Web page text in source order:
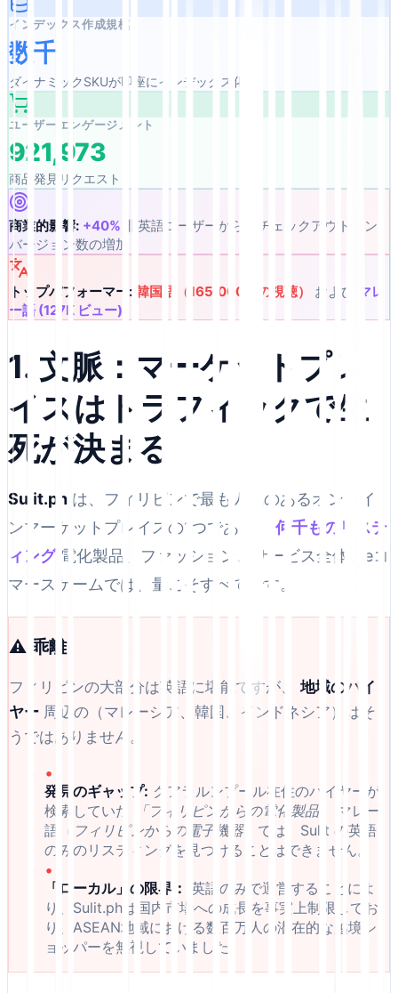
インデックス作成規模
数千
ダイナミックSKUが即座にインデックス化
ユーザーエンゲージメント
921,973
商品発見リクエスト
商業的影響: +40% 非英語ユーザーからのチェックアウトコン
バージョン数の増加
トップパフォーマー: 韓国語（165,000件の視聴） および
マレ
ー語 (127K ビュー)
1. 文脈：マーケットプレ
イスはトラフィックで生
死が決まる
Sulit.ph は、フィリピンで最も人気のあるオンライ
ンマーケットプレイスの1つであり、 何千ものリステ
ィング 電化製品、ファッション、サービス全体。eコ
マースゲームでは、量こそすべてです。
⚠️ 乖離
フィリピンの大部分は英語に堪能ですが、 地域のバイ
ヤー 周辺の（マレーシア、韓国、インドネシア）はそ
うではありません。
•
発見のギャップ: クアラルンプール在住のバイヤーが
検索していた
「フィリピンからの電化製品」
マレー
語（ フィリピンからの電子機器）では、Sulit の英語
のみのリスティングを見つけることはできません。
•
「ローカル」の限界：
英語のみで運営することによ
り、Sulit.phは国内市場への成長を事実上制限してお
り、ASEAN地域における数百万人の潜在的な越境シ
ョッパーを無視していました。